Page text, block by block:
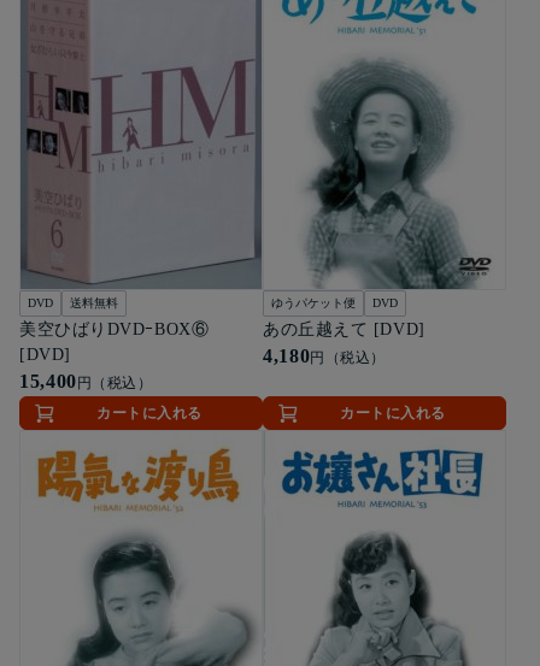
DVD 送料無料
美空ひばりDVDｰBOX⑥
[DVD]
15,400 円（税込）
カートに入れる
ゆうパケット便 DVD
あの丘越えて [DVD]
4,180円（税込）
カートに入れる